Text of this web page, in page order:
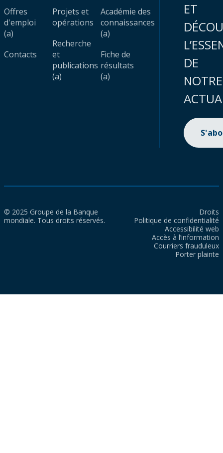
Offres
d'emploi
(a)
Contacts
Projets et
opérations
Recherche
et
publications
(a)
Académie des
connaissances
(a)
Fiche de
résultats
(a)
ET
DE
NOTRE
© 2025 Groupe de la Banque
mondiale. Tous droits réservés.
Droits
Politique de confidentialité
Accessibilité web
Accès à l’information
Courriers frauduleux
Porter plainte